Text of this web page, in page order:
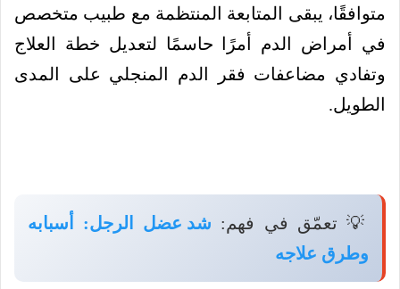
متوافقًا، يبقى المتابعة المنتظمة مع طبيب متخصص
في أمراض الدم أمرًا حاسمًا لتعديل خطة العلاج
وتفادي مضاعفات فقر الدم المنجلي على المدى
الطويل.
💡 تعمّق في فهم: شد عضل الرجل: أسبابه
وطرق علاجه